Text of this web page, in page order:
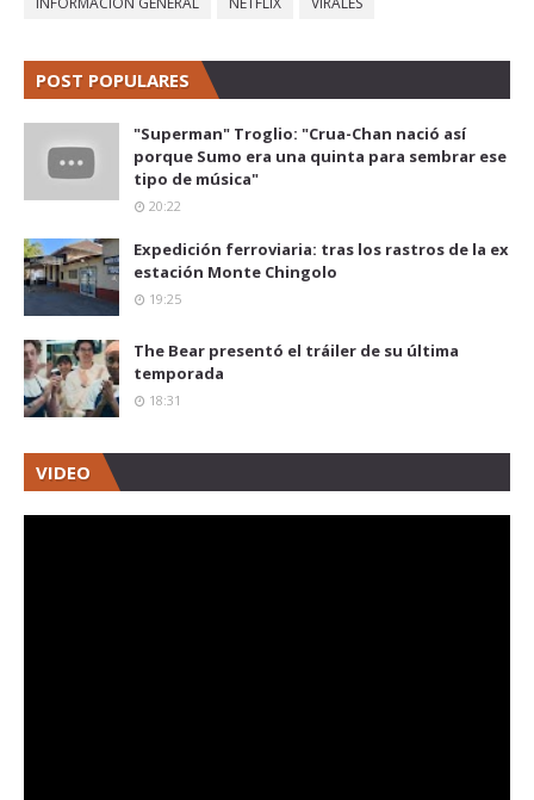
POST POPULARES
"Superman" Troglio: "Crua-Chan nació así
porque Sumo era una quinta para sembrar ese
tipo de música"
20:22
Expedición ferroviaria: tras los rastros de la ex
estación Monte Chingolo
19:25
The Bear presentó el tráiler de su última
temporada
18:31
VIDEO